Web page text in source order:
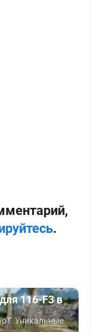
.
116-F3 в
Уникальные